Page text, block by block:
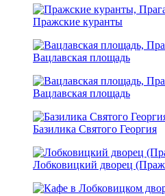
Пражские куранты
Вацлавская площадь
Вацлавская площадь
Базилика Святого Георгия
Лобковицкий дворец